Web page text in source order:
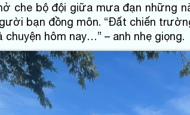
che bộ đội giữa mưa đạn những
bạn đồng môn. “Đất chiến
chuyện hôm nay…” – anh nhẹ giọng.